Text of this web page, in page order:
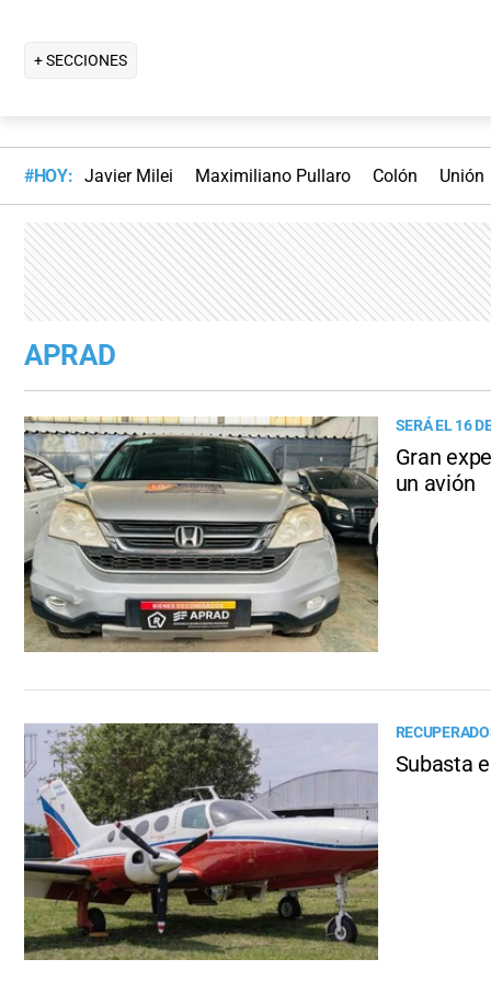
+ SECCIONES
#HOY: Javier Milei Maximiliano Pullaro Colón Unión
APRAD
SERÁ EL 16
Gran
un avión
Subasta